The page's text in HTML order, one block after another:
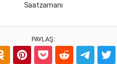
Saatzamanı
PAYLAŞ: